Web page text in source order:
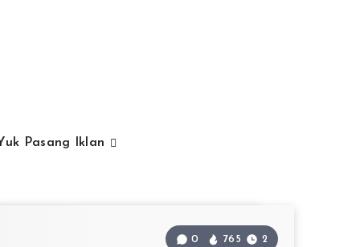
Pasang Iklan
0 765 2